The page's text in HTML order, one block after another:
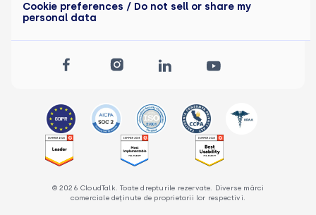
© 2026 CloudTalk. Toate drepturile rezervate. Diverse mărci
comerciale deținute de proprietarii lor respectivi.
Cookie preferences / Do not sell or share my
personal data